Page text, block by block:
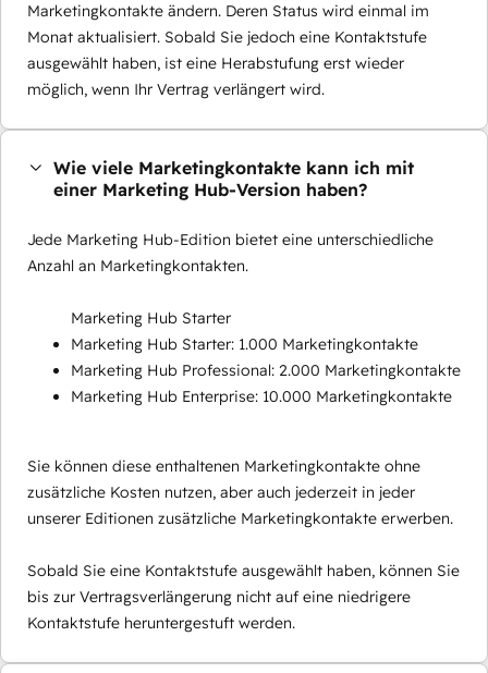
Marketingkontakte ändern. Deren Status wird einmal im
Monat aktualisiert. Sobald Sie jedoch eine Kontaktstufe
ausgewählt haben, ist eine Herabstufung erst wieder
möglich, wenn Ihr Vertrag verlängert wird.
Wie viele Marketingkontakte kann ich mit
einer Marketing Hub-Version haben?
Jede Marketing Hub-Edition bietet eine unterschiedliche
Anzahl an Marketingkontakten.
Marketing Hub Starter
Marketing Hub Starter: 1.000 Marketingkontakte
Marketing Hub Professional: 2.000 Marketingkontakte
Marketing Hub Enterprise: 10.000 Marketingkontakte
Sie können diese enthaltenen Marketingkontakte ohne
zusätzliche Kosten nutzen, aber auch jederzeit in jeder
unserer Editionen zusätzliche Marketingkontakte erwerben.
Sobald Sie eine Kontaktstufe ausgewählt haben, können Sie
bis zur Vertragsverlängerung nicht auf eine niedrigere
Kontaktstufe heruntergestuft werden.